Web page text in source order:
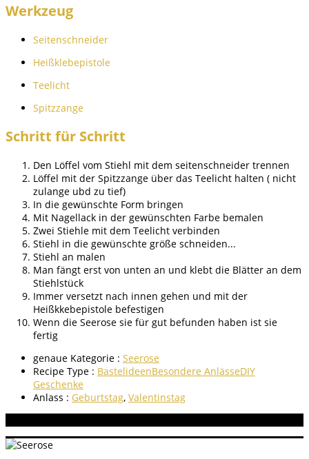
Werkzeug
Seitenschneider
Heißklebepistole
Teelicht
Spitzzange
Schritt für Schritt
Den Löffel vom Stiehl mit dem seitenschneider trennen
Löffel mit der Spitzzange über das Teelicht halten ( nicht
zulange ubd zu tief)
In die gewünschte Form bringen
Mit Nagellack in der gewünschten Farbe bemalen
Zwei Stiehle mit dem Teelicht verbinden
Stiehl in die gewünschte größe schneiden...
Stiehl an malen
Man fängt erst von unten an und klebt die Blätter an dem
Stiehlstück
Immer versetzt nach innen gehen und mit der
Heißkkebepistole befestigen
Wenn die Seerose sie für gut befunden haben ist sie
fertig
genaue Kategorie : Seerose
Recipe Type : BastelideenBesondere AnlässeDIY
Geschenke
Anlass : Geburtstag, Valentinstag